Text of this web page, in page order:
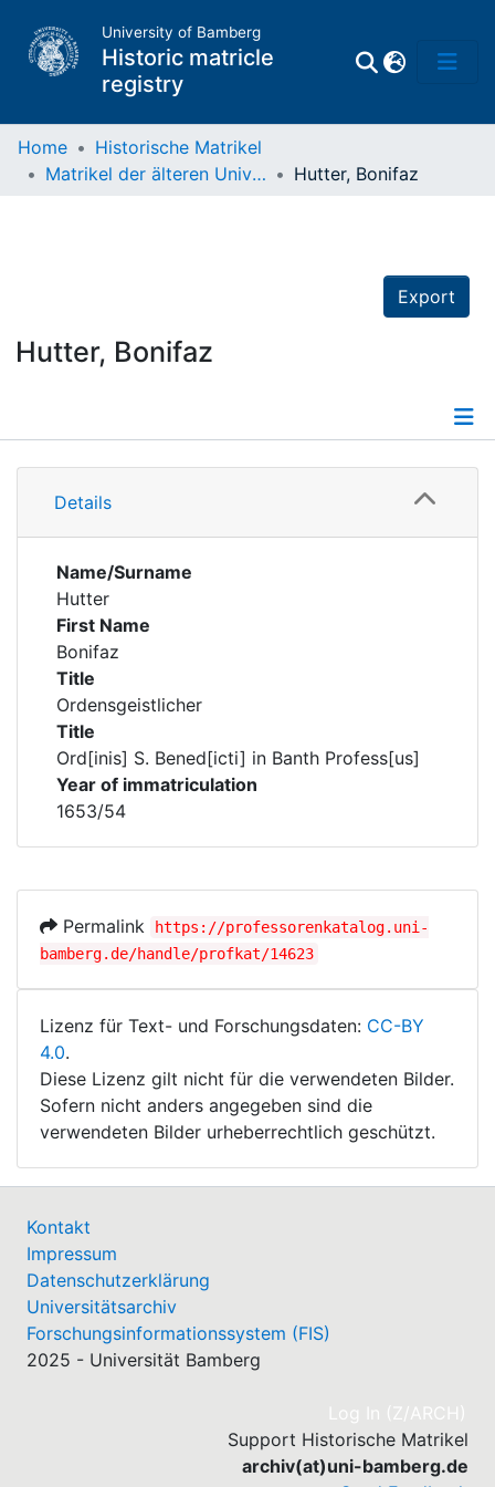
University of Bamberg
Historic matricle
registry
Home
Historische Matrikel
Matrikel der älteren Universität
Hutter, Bonifaz
Export
Hutter, Bonifaz
Details
Details
Name/Surname
Hutter
First Name
Bonifaz
Title
Ordensgeistlicher
Title
Ord[inis] S. Bened[icti] in Banth Profess[us]
Year of immatriculation
1653/54
Permalink
https://professorenkatalog.uni-
bamberg.de/handle/profkat/14623
Lizenz für Text- und Forschungsdaten: CC-BY
4.0.
Diese Lizenz gilt nicht für die verwendeten Bilder.
Sofern nicht anders angegeben sind die
verwendeten Bilder urheberrechtlich geschützt.
Kontakt
Impressum
Datenschutzerklärung
Universitätsarchiv
Forschungsinformationssystem (FIS)
2025 - Universität Bamberg
Log In (Z/ARCH)
Support Historische Matrikel
archiv(at)uni-bamberg.de